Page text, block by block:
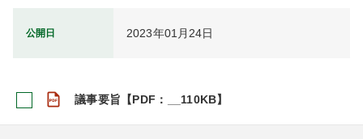
公開日 2023年01月24日
議事要旨【PDF：__110KB】